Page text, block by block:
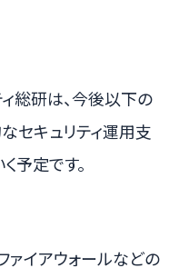
総研は、今後以下の
セキュリティ運用支
予定です。
ァイアウォールなどの